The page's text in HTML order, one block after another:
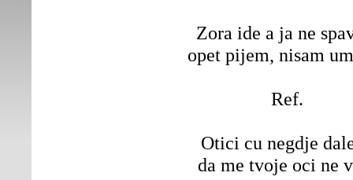
Zora ide a ja ne
opet pijem, nisam
Ref.
Otici cu negdje
da me tvoje oci ne